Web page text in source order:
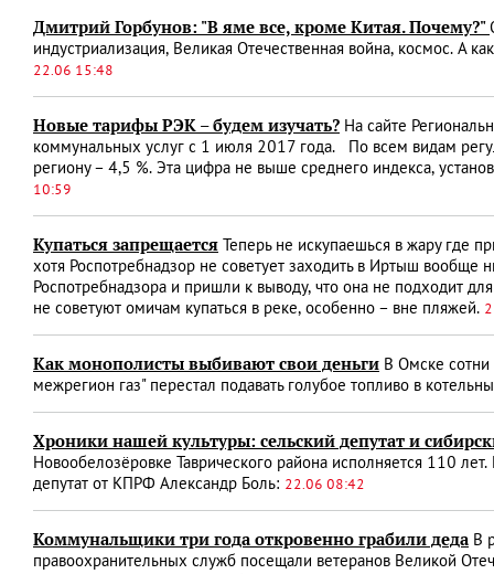
Дмитрий Горбунов: "В яме все, кроме Китая. Почему?"
индустриализация, Великая Отечественная война, космос. А
22.06 15:48
Новые тарифы РЭК – будем изучать? На сайте
коммунальных услуг с 1 июля 2017 года. По всем видам
региону – 4,5 %. Эта цифра не выше среднего индекса,
10:59
Купаться запрещается Теперь не искупаешься в жару где
хотя Роспотребнадзор не советует заходить в Иртыш
Роспотребнадзора и пришли к выводу, что она не подходит
не советуют омичам купаться в реке, особенно – вне пляжей.
Как монополисты выбивают свои деньги В Омске сотни
межрегион газ" перестал подавать голубое топливо в
Хроники нашей культуры: сельский депутат и
Новообелозёровке Таврического района исполняется 110
депутат от КПРФ Александр Боль: 22.06 08:42
Коммунальщики три года откровенно грабили деда В
правоохранительных служб посещали ветеранов Великой